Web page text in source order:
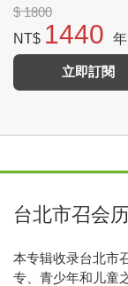
$ 1800
NT$ 1440 年
立即訂閱
台北市召会
本专辑收录台北市
专、青少年和儿童